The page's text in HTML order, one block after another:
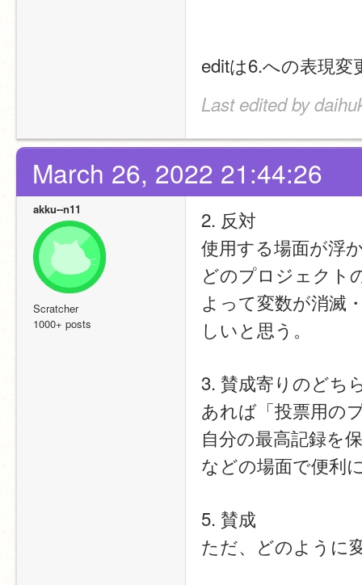
editは6.への表現変
Last edited by
March 26, 2022 21:44:26
akku--n11
Scratcher
1000+ posts
2. 反対
使用する場面が浮
どのプロジェクト
よって変数が消滅
しいと思う。
3. 賛成寄りのどち
あれば「投票用の
自分の最高記録を
などの場面で便利
5. 賛成
ただ、どのように